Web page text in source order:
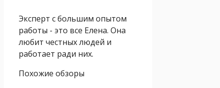
Эксперт с большим опытом
работы - это все Елена. Она
любит честных людей и
работает ради них.
Похожие обзоры